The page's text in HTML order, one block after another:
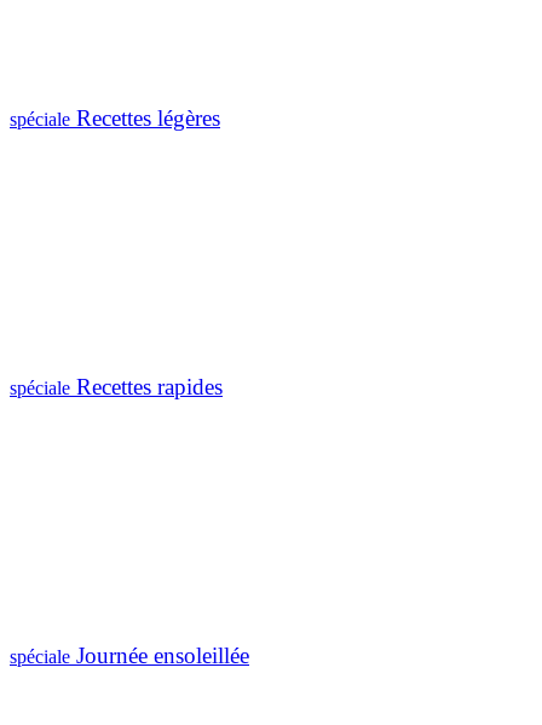
spéciale Recettes légères
spéciale Recettes rapides
spéciale Journée ensoleillée